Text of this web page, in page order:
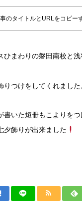
のタイトルとURLをコピー
ひまわりの磐田南校と
つけをしてくれました
書いた短冊もこよりを
夕飾りが出来ました